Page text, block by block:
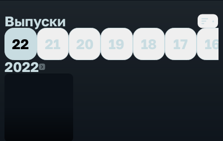
Выпуски
22
21 20 19 18 17
16
20222022